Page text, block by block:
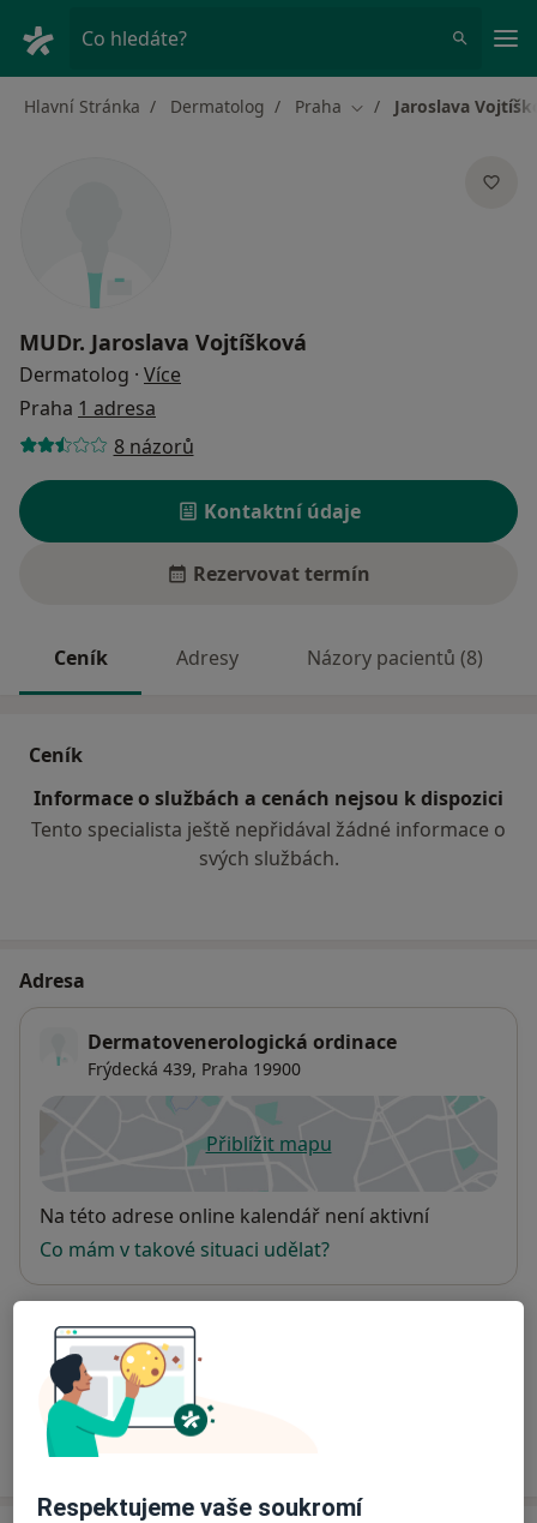
Co hledáte?
Hlavní Stránka Dermatolog Praha Změna města
Jaroslava
MUDr. Jaroslava Vojtíšková
Dermatolog · Více
Praha 1 adresa
8 názorů
Kontaktní údaje
Rezervovat termín
Ceník Adresy Názory pacientů (8)
Ceník
Informace o službách a cenách nejsou k dispozici
Tento specialista ještě nepřidával žádné informace o
svých službách.
Adresa
Dermatovenerologická ordinace
Frýdecká 439, Praha 19900
Přiblížit mapuse otevře v nové záložce
Dostupnost
Na této adrese online kalendář není aktivní
Co mám v takové situaci udělat?
Způsoby platby (soukromé návštěvy)
Na teto adrese lékař přijímá pacienty na pojišťovnu
Detaily
Respektujeme vaše soukromí